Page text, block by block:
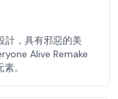
計，具有邪惡的美
Alive Remake
。